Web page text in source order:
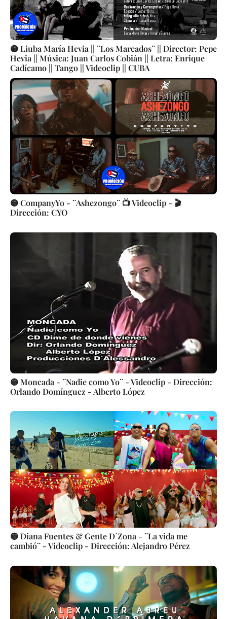
🟡 Liuba María Hevia || ¨Los Mareados¨ || Director: Pepe
Hevia || Música: Juan Carlos Cobián || Letra: Enrique
Cadícamo || Tango || Videoclip || CUBA
🟡 CompanyYo - ¨Ashezongo¨ 📺 Videoclip - 🎬
Dirección: CYO
🟡 Moncada - ¨Nadie como Yo¨ - Videoclip - Dirección:
Orlando Domínguez - Alberto López
🟡 Diana Fuentes & Gente D´Zona - ¨La vida me
cambió¨ - Videoclip - Dirección: Alejandro Pérez